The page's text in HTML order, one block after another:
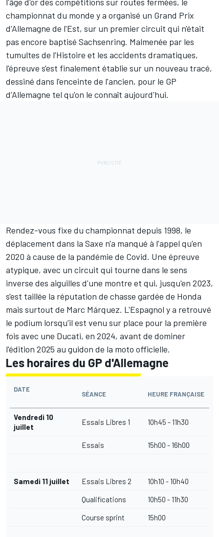
championnat du monde y a organisé un Grand Prix
d'Allemagne de l'Est, sur un premier circuit qui n'était
pas encore baptisé Sachsenring. Malmenée par les
tumultes de l'Histoire et les accidents dramatiques,
l'épreuve s'est finalement établie sur un nouveau tracé,
dessiné dans l'enceinte de l'ancien, pour le GP
d'Allemagne tel qu'on le connaît aujourd'hui.
Rendez-vous fixe du championnat depuis 1998, le
déplacement dans la Saxe n'a manqué à l'appel qu'en
2020 à cause de la pandémie de Covid. Une épreuve
atypique, avec un circuit qui tourne dans le sens
inverse des aiguilles d'une montre et qui, jusqu'en 2023,
s'est taillée la réputation de chasse gardée de Honda
mais surtout de Marc Márquez. L'Espagnol y a retrouvé
le podium lorsqu'il est venu sur place pour la première
fois avec une Ducati, en 2024, avant de dominer
l'édition 2025 au guidon de la moto officielle.
Les horaires du GP d'Allemagne
DATE
SÉANCE HEURE FRANÇAISE
Vendredi 10
juillet
Essais Libres 1 10h45 - 11h30
Essais 15h00 - 16h00
Samedi 11 juillet Essais Libres 2 10h10 - 10h40
Qualifications 10h50 - 11h30
Course sprint 15h00